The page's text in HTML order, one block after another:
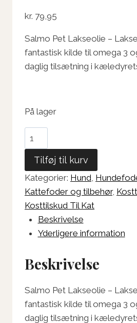
kr. 79,95
Salmo Pet Lakseolie –
fantastisk kilde til omega 3
daglig tilsætning i
På lager
Pet
Lakseolie
antal
Tilføj til kurv
Kategorier: Hund
Kattefoder og tilbehør,
Kosttilskud Til Kat
Beskrivelse
Yderligere information
Beskrivelse
Salmo Pet Lakseolie –
fantastisk kilde til omega 3
daglig tilsætning i